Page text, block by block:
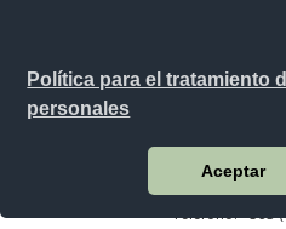
Política para el tratamiento
personales
Aceptar
10 de agosto 158-13 y Bernardo
Loja -
Teléfono: +593